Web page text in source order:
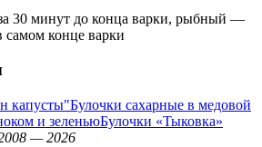
30 минут до конца варки, рыбный —
конце варки
капусты"Булочки сахарные в медовой
и зеленьюБулочки «Тыковка»
2008 — 2026